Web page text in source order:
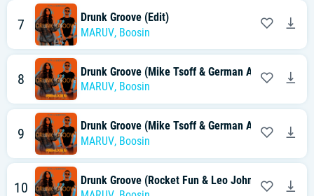
7
Drunk Groove (Edit)
MARUV, Boosin
8
Drunk Groove (Mike Tsoff & German Avny
MARUV, Boosin
9
Drunk Groove (Mike Tsoff & German Avny Remix)
MARUV, Boosin
10
Drunk Groove (Rocket Fun & Leo Johns Extended